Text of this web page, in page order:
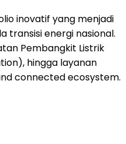
inovatif yang menjadi
transisi energi nasional.
Pembangkit Listrik
hingga layanan
connected ecosystem.